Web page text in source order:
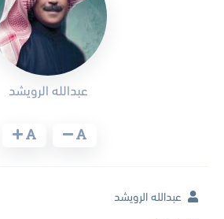
عبدالله الرويشد
عبدالله الرويشد